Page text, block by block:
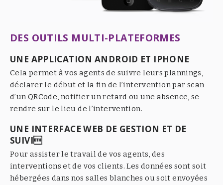
DES OUTILS MULTI-PLATEFORMES
UNE APPLICATION ANDROID ET IPHONE
Cela permet à vos agents de suivre leurs plannings,
déclarer le début et la fin de l’intervention par scan
d’un QRCode, notifier un retard ou une absence, se
rendre sur le lieu de l’intervention.
UNE INTERFACE WEB DE GESTION ET DE
SUIVI
Pour assister le travail de vos agents, des
interventions et de vos clients. Les données sont soit
hébergées dans nos salles blanches ou soit envoyées